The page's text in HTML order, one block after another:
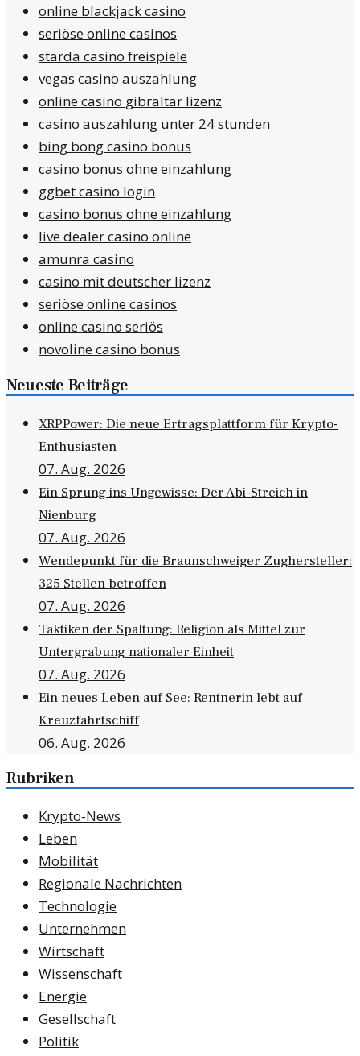
online blackjack casino
seriöse online casinos
starda casino freispiele
vegas casino auszahlung
online casino gibraltar lizenz
casino auszahlung unter 24 stunden
bing bong casino bonus
casino bonus ohne einzahlung
ggbet casino login
casino bonus ohne einzahlung
live dealer casino online
amunra casino
casino mit deutscher lizenz
seriöse online casinos
online casino seriös
novoline casino bonus
Neueste Beiträge
XRPPower: Die neue Ertragsplattform für Krypto-
Enthusiasten
07. Aug. 2026
Ein Sprung ins Ungewisse: Der Abi-Streich in
Nienburg
07. Aug. 2026
Wendepunkt für die Braunschweiger Zughersteller:
325 Stellen betroffen
07. Aug. 2026
Taktiken der Spaltung: Religion als Mittel zur
Untergrabung nationaler Einheit
07. Aug. 2026
Ein neues Leben auf See: Rentnerin lebt auf
Kreuzfahrtschiff
06. Aug. 2026
Rubriken
Krypto-News
Leben
Mobilität
Regionale Nachrichten
Technologie
Unternehmen
Wirtschaft
Wissenschaft
Energie
Gesellschaft
Politik